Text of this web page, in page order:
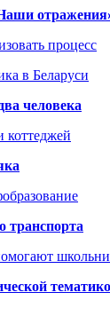
процесс
в Беларуси
человека
коттеджей
транспорта